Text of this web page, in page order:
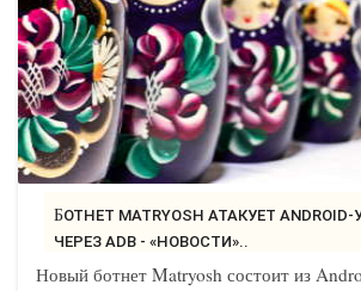
БОТНЕТ MATRYOSH АТАКУЕТ ANDROID-УСТРОЙСТВА
ЧЕРЕЗ ADB - «НОВОСТИ»..
Новый ботнет Matryosh состоит из